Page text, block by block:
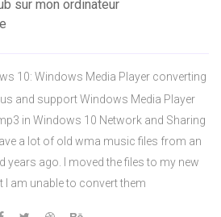
sur mon ordinateur
10: Windows Media Player converting
and support Windows Media Player
in Windows 10 Network and Sharing
a lot of old wma music files from an
years ago. I moved the files to my new
I am unable to convert them